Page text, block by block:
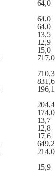
64,0
64,0
64,0
13,5
12,9
15,0
717,0
710,3
831,6
196,1
204,4
174,0
13,7
12,8
17,6
649,2
214,0
15,9